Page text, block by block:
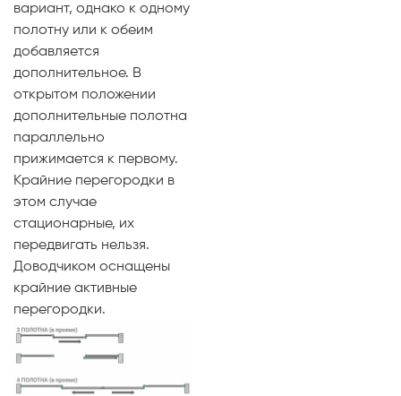
вариант, однако к одному
полотну или к обеим
добавляется
дополнительное. В
открытом положении
дополнительные полотна
параллельно
прижимается к первому.
Крайние перегородки в
этом случае
стационарные, их
передвигать нельзя.
Доводчиком оснащены
крайние активные
перегородки.